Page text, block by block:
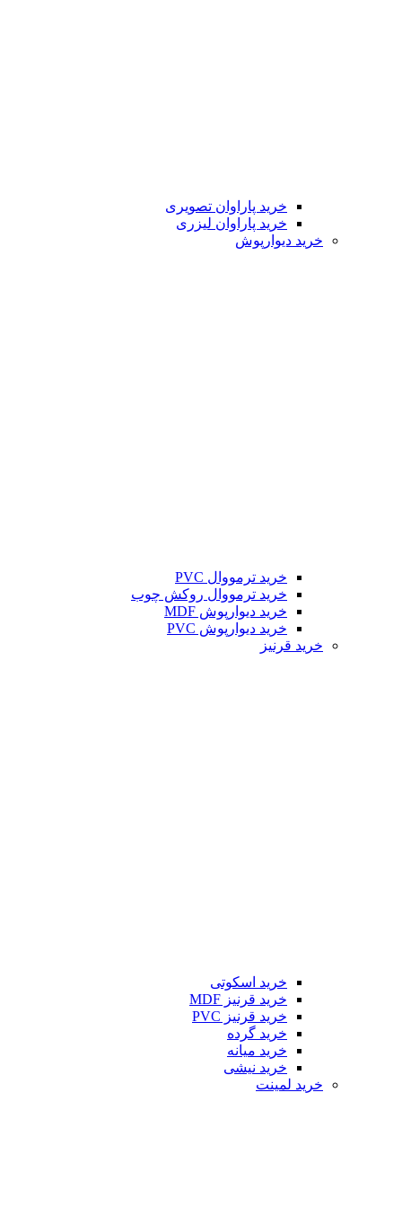
خرید پاراوان تصویری
خرید پاراوان لیزری
خرید دیوارپوش
خرید ترمووال PVC
خرید ترمووال روکش چوب
خرید دیوارپوش MDF
خرید دیوارپوش PVC
خرید قرنیز
خرید اسکوتی
خرید قرنیز MDF
خرید قرنیز PVC
خرید گرده
خرید میانه
خرید نیشی
خرید لمینت